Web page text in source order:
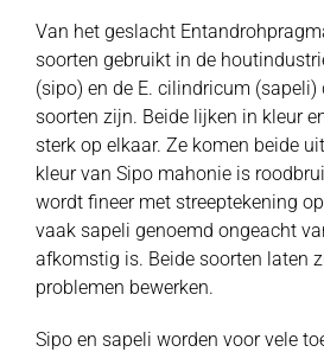
Van het geslacht
soorten gebruikt in de
(sipo) en de E. cilindricum (sapeli)
soorten zijn. Beide lijken in kleur
sterk op elkaar. Ze komen beide
kleur van Sipo mahonie is
wordt fineer met streeptekening
vaak sapeli genoemd ongeacht
afkomstig is. Beide soorten laten
problemen bewerken.
Sipo en sapeli worden voor vele